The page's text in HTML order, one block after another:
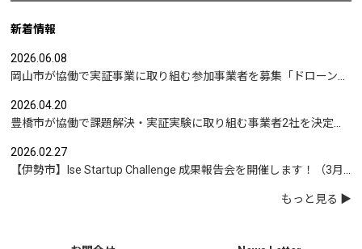
新着情報
2026.06.08
2026.04.20
2026.02.27
もっと見る